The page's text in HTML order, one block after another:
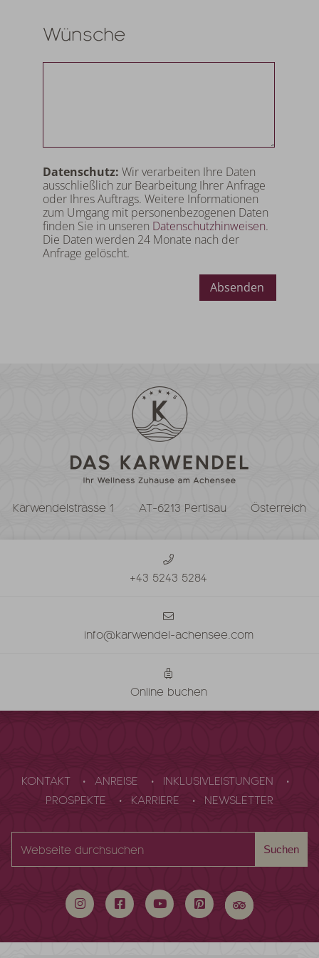
Wünsche
Datenschutz:Wir verarbeiten Ihre Daten
ausschließlich zur Bearbeitung Ihrer Anfrage
oder Ihres Auftrags. Weitere Informationen
zum Umgang mit personenbezogenen Daten
finden Sie in unseren Datenschutzhinweisen.
Die Daten werden 24 Monate nach der
Anfrage gelöscht.
Absenden
Karwendelstrasse 1 AT-6213 Pertisau Österreich
+43 5243 5284
info@karwendel-achensee.com
Online buchen
KONTAKT ANREISE
INKLUSIVLEISTUNGEN
PROSPEKTE
KARRIERE NEWSLETTER
durchsuchen
Suchen